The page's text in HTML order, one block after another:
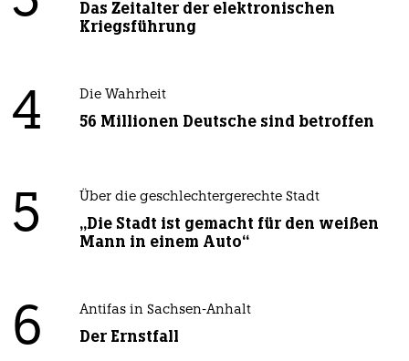
Das Zeitalter der elektronischen
Kriegsführung
4 Die Wahrheit
56 Millionen Deutsche sind betroffen
5 Über die geschlechtergerechte Stadt
„Die Stadt ist gemacht für den weißen
Mann in einem Auto“
6 Antifas in Sachsen-Anhalt
Der Ernstfall